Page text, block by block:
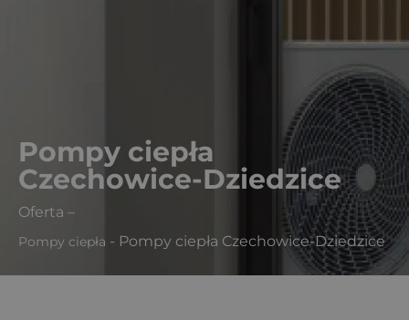
Pompy ciepła
Czechowice-Dziedzice
Oferta –
Pompy ciepła - Pompy ciepła Czechowice-Dziedzice